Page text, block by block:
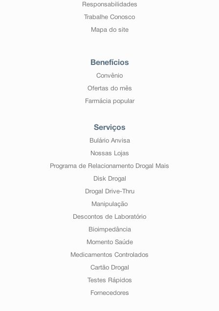
Responsabilidades
Trabalhe Conosco
Mapa do site
Benefícios
Convênio
Ofertas do mês
Farmácia popular
Serviços
Bulário Anvisa
Nossas Lojas
Programa de Relacionamento Drogal Mais
Disk Drogal
Drogal Drive-Thru
Manipulação
Descontos de Laboratório
Bioimpedância
Momento Saúde
Medicamentos Controlados
Cartão Drogal
Testes Rápidos
Fornecedores